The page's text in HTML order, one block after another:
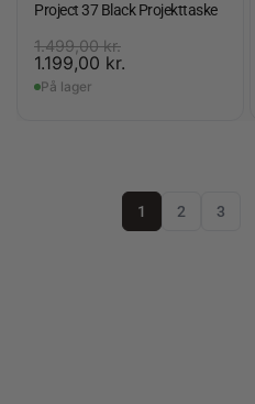
Project 37 Black Projekttaske
1.499,00kr.
1.199,00 kr.
På lager
1 2 3